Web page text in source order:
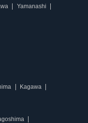
Yamanashi
Kagawa